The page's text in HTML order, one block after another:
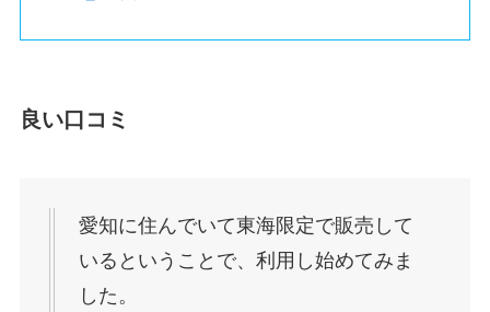
良い口コミ
愛知に住んでいて東海限定で販売して
いるということで、利用し始めてみま
した。